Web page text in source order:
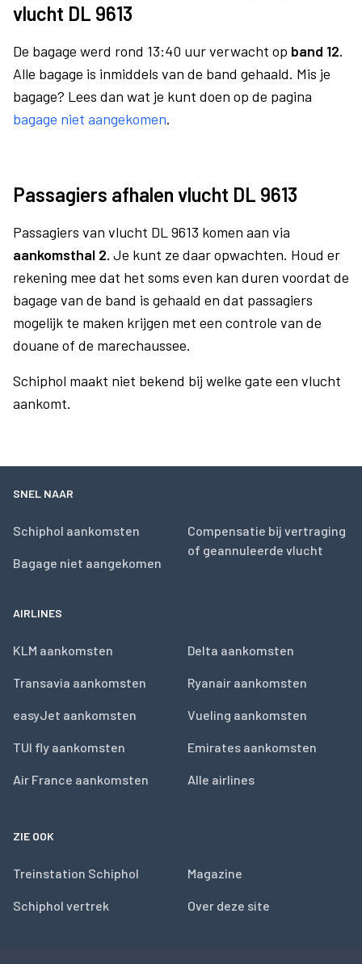
vlucht DL 9613
De bagage werd rond 13:40 uur verwacht op band 12.
Alle bagage is inmiddels van de band gehaald. Mis je
bagage? Lees dan wat je kunt doen op de pagina
bagage niet aangekomen.
Passagiers afhalen vlucht DL 9613
Passagiers van vlucht DL 9613 komen aan via
aankomsthal 2. Je kunt ze daar opwachten. Houd er
rekening mee dat het soms even kan duren voordat de
bagage van de band is gehaald en dat passagiers
mogelijk te maken krijgen met een controle van de
douane of de marechaussee.
Schiphol maakt niet bekend bij welke gate een vlucht
aankomt.
SNEL NAAR
Schiphol aankomsten
Bagage niet aangekomen
Compensatie bij vertraging
of geannuleerde vlucht
AIRLINES
KLM aankomsten
Transavia aankomsten
easyJet aankomsten
TUI fly aankomsten
Air France aankomsten
Delta aankomsten
Ryanair aankomsten
Vueling aankomsten
Emirates aankomsten
Alle airlines
ZIE OOK
Treinstation Schiphol
Schiphol vertrek
Magazine
Over deze site